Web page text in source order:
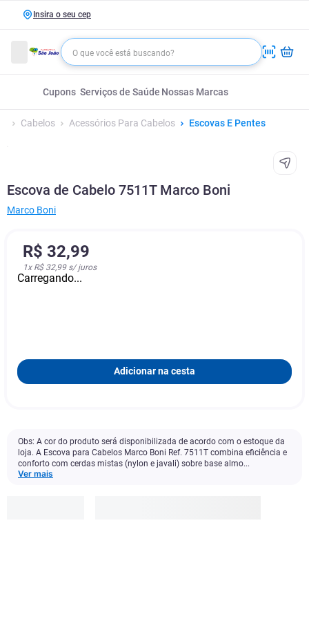
Insira o seu cep
Cupons Serviços de Saúde Nossas Marcas
Cabelos Acessórios Para Cabelos Escovas E Pentes
Escova de Cabelo 7511T Marco Boni
Marco Boni
R$ 32,99
1x R$ 32,99s/ juros
Carregando...
Adicionar na cesta
Obs: A cor do produto será disponibilizada de acordo com o estoque da
loja. A Escova para Cabelos Marco Boni Ref. 7511T combina eficiência e
conforto com cerdas mistas (nylon e javali) sobre base almo...
Ver mais